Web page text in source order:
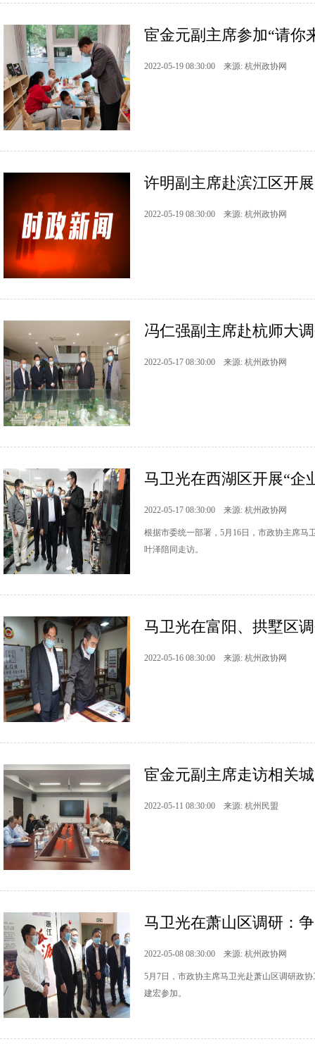
宦金元副主席参加“请你
2022-05-19 08:30:00 来源: 杭州政协网
许明副主席赴滨江区开
2022-05-19 08:30:00 来源: 杭州政协网
冯仁强副主席赴杭师大
2022-05-17 08:30:00 来源: 杭州政协网
马卫光在西湖区开展“企
2022-05-17 08:30:00 来源: 杭州政协网
根据市委统一部署，5月16日，市政协主席马
叶泽陪同走访。
马卫光在富阳、拱墅区
2022-05-16 08:30:00 来源: 杭州政协网
宦金元副主席走访相关
2022-05-11 08:30:00 来源: 杭州民盟
马卫光在萧山区调研：
2022-05-08 08:30:00 来源: 杭州政协网
5月7日，市政协主席马卫光赴萧山区调研政
建宏参加。